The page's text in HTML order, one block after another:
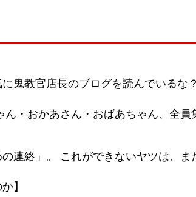
鬼教官店長のブログを読んでいる
・おかあさん・おばあちゃん、全員
連絡」。 これができないヤツは、ま
】